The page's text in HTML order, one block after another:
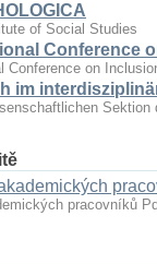
of Social Studies
Conference
Conference on
im
pracovníků